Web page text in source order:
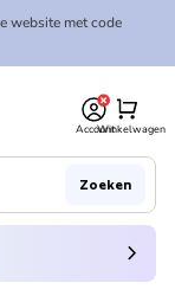
website met code
AccountWinkelwagen
shopping_cart
Zoeken
chevron_right